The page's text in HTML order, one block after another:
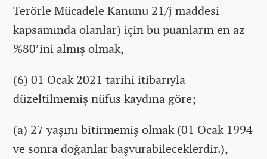
Terörle Mücadele Kanunu 21/j maddesi
kapsamında olanlar) için bu puanların en az
%80’ini almış olmak,
(6) 01 Ocak 2021 tarihi itibarıyla
düzeltilmemiş nüfus kaydına göre;
(a) 27 yaşını bitirmemiş olmak (01 Ocak 1994
ve sonra doğanlar başvurabileceklerdir.),